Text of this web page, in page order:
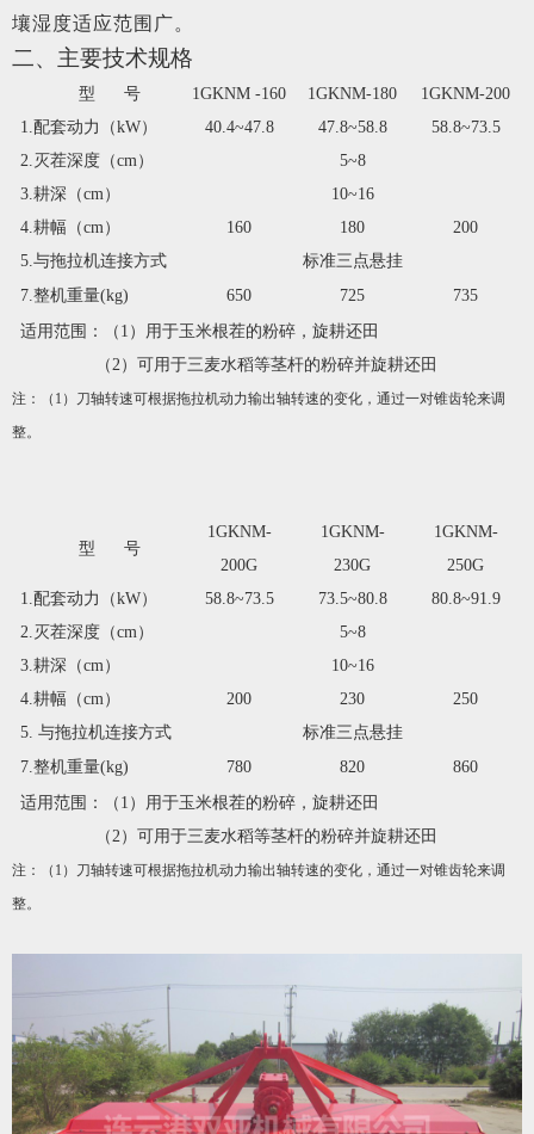
壤湿度适应范围广。
二、主要技术规格
型 号 1GKNM -160 1GKNM-180
1GKNM-200
1. 配套动力（kW） 40.4~47.8 47.8~58.8
58.8~73.5
2. 灭茬深度（cm ）
5~8
3 耕深（cm ）
10~16
4. 耕幅（cm ） 160 180
200
5 与拖拉机连接方式
标准三点悬挂
7 整机重量(kg) 650 725
735
适用范围：（ 1 ）用于玉米根茬的粉碎，旋耕还田
（ 2 ）可用于三麦水稻等茎杆的粉碎并旋耕还田
注：（ 1 ）刀轴转速可根据拖拉机动力输出轴转速的变化，通过一对锥齿轮来调
整。
型 号
1GKNM-
200G
1GKNM-
230G
1GKNM-
250G
1. 配套动力（kW） 58.8~73.5 73.5~80.8
80.8~91.9
2. 灭茬深度（cm ）
5~8
3 耕深（cm ）
10~16
4. 耕幅（cm ） 200 230
250
5 与拖拉机连接方式
标准三点悬挂
7 整机重量(kg) 780 820
860
适用范围：（ 1 ）用于玉米根茬的粉碎，旋耕还田
（ 2 ）可用于三麦水稻等茎杆的粉碎并旋耕还田
注：（ 1 ）刀轴转速可根据拖拉机动力输出轴转速的变化，通过一对锥齿轮来调
整。